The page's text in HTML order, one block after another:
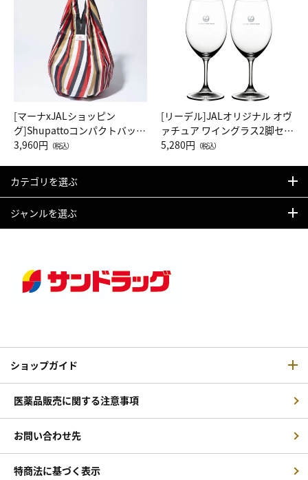
[マーナxJALショッピン
グ]Shupattoコンパクトバッグ
Drop JAL客室乗務員（LC）ス
3,960円 （税込）
[リーデル]JALオリジナル オヴ
ァチュア ワイングラス2脚セッ
ト（レッドワイン）
5,280円 （税込）
カテゴリを選ぶ
ジャンルを選ぶ
ショップガイド
医薬品販売に関する注意事項
お問い合わせ先
特商法に基づく表示